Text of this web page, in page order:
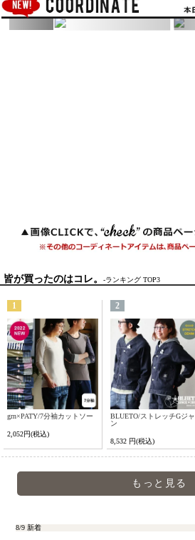
皆が買ったのはコレ。 -ランキング TOP3
1
grn×PATY/7分袖カットソー
2,052円(税込)
2
BLUETO/ストレッチGジャ
ン
8,532 円(税込)
もっと見る
8/9 新着